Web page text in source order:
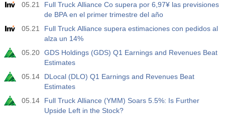
05.21
Full Truck Alliance Co supera por 6,97¥ las previsiones
de BPA en el primer trimestre del año
05.21
Full Truck Alliance supera estimaciones con pedidos al
alza un 14%
05.20 GDS Holdings (GDS) Q1 Earnings and Revenues Beat
Estimates
05.14
DLocal (DLO) Q1 Earnings and Revenues Beat
Estimates
05.14
Full Truck Alliance (YMM) Soars 5.5%: Is Further
Upside Left in the Stock?